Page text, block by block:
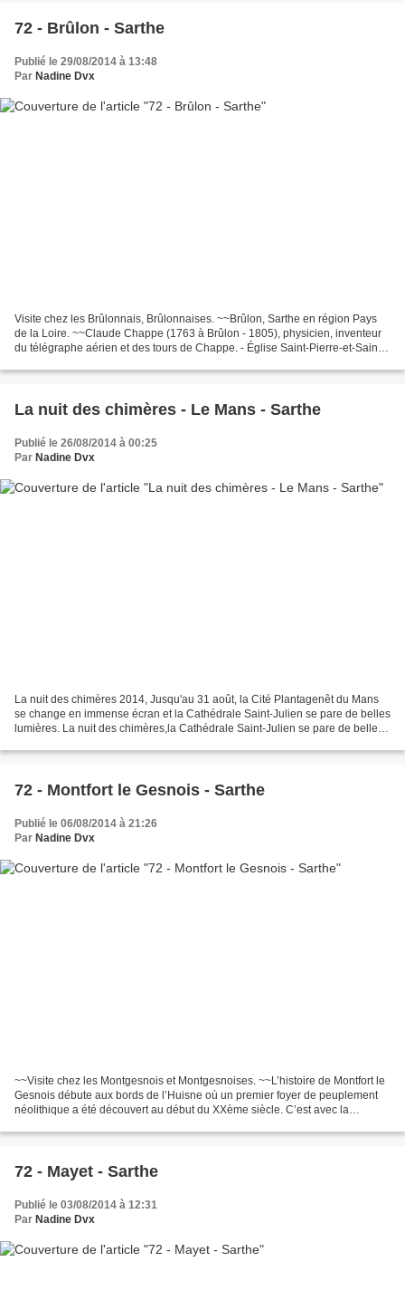
72 - Brûlon - Sarthe
Publié le 29/08/2014 à 13:48
Par Nadine Dvx
Visite chez les Brûlonnais, Brûlonnaises. ~~Brûlon, Sarthe en région Pays
de la Loire. ~~Claude Chappe (1763 à Brûlon - 1805), physicien, inventeur
du télégraphe aérien et des tours de Chappe. - Église Saint-Pierre-et-Saint-
La nuit des chimères - Le Mans - Sarthe
Publié le 26/08/2014 à 00:25
Par Nadine Dvx
La nuit des chimères 2014, Jusqu'au 31 août, la Cité Plantagenêt du Mans
se change en immense écran et la Cathédrale Saint-Julien se pare de belles
lumières. La nuit des chimères,la Cathédrale Saint-Julien se pare de belles
72 - Montfort le Gesnois - Sarthe
Publié le 06/08/2014 à 21:26
Par Nadine Dvx
~~Visite chez les Montgesnois et Montgesnoises. ~~L’histoire de Montfort le
Gesnois débute aux bords de l’Huisne où un premier foyer de peuplement
néolithique a été découvert au début du XXème siècle. C’est avec la
72 - Mayet - Sarthe
Publié le 03/08/2014 à 12:31
Par Nadine Dvx